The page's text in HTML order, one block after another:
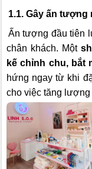
1.1. Gây ấn
Ấn tượng đầu tiên
chân khách. Một
kế chỉnh chu, bắt
hứng ngay từ khi
cho việc tăng lượng